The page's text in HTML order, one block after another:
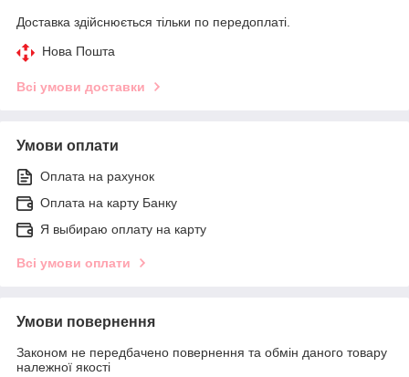
Доставка здійснюється тільки по передоплаті.
Нова Пошта
Всі умови доставки
Умови оплати
Оплата на рахунок
Оплата на карту Банку
Я выбираю оплату на карту
Всі умови оплати
Умови повернення
Законом не передбачено повернення та обмін даного товару
належної якості